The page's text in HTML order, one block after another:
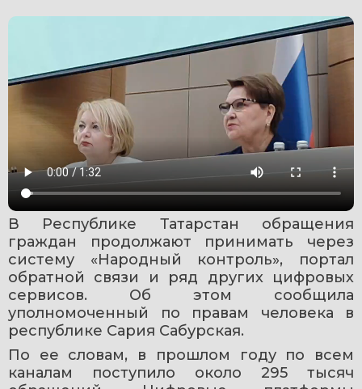
В Республике Татарстан обращения
граждан продолжают принимать через
систему «Народный контроль», портал
обратной связи и ряд других цифровых
сервисов. Об этом сообщила
уполномоченный по правам человека в
республике Сария Сабурская.
По ее словам, в прошлом году по всем
каналам поступило около 295 тысяч